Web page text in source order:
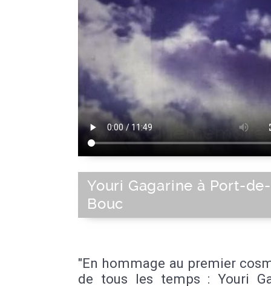
Youri Gagarine à Port-de-
Bouc
"En hommage au premier
de tous les temps : Youri